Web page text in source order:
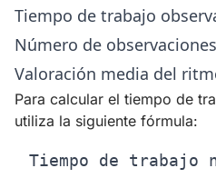
Tiempo de trabajo
Número de
Valoración media del
Para calcular el tiempo de
utiliza la siguiente fórmula: